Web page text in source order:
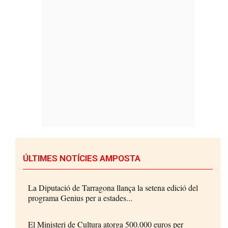
ÚLTIMES NOTÍCIES AMPOSTA
La Diputació de Tarragona llança la setena edició del
programa Genius per a estades...
El Ministeri de Cultura atorga 500.000 euros per